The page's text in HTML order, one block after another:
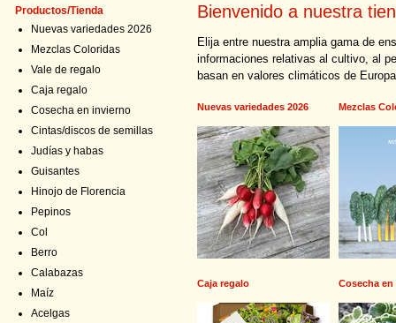
Productos/Tienda
Nuevas variedades 2026
Mezclas Coloridas
Vale de regalo
Caja regalo
Cosecha en invierno
Cintas/discos de semillas
Judías y habas
Guisantes
Hinojo de Florencia
Pepinos
Col
Berro
Calabazas
Maíz
Acelgas
Bienvenido a nuestra
Elija entre nuestra amplia gama de
informaciones relativas al cultivo, al
basan en valores climáticos de
Nuevas variedades 2026 Mezclas
Caja regalo Cosecha